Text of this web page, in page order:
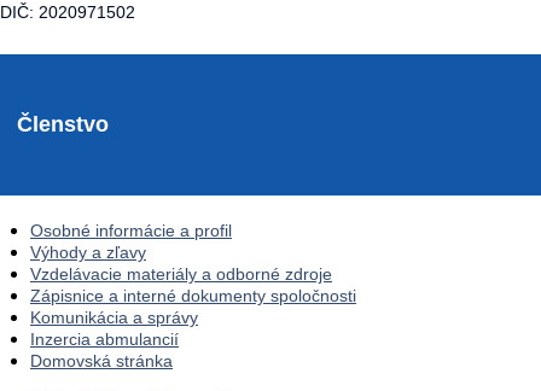
DIČ: 2020971502
Členstvo
Osobné informácie a profil
Výhody a zľavy
Vzdelávacie materiály a odborné zdroje
Zápisnice a interné dokumenty spoločnosti
Komunikácia a správy
Inzercia abmulancií
Domovská stránka